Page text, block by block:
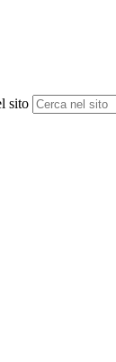
sito